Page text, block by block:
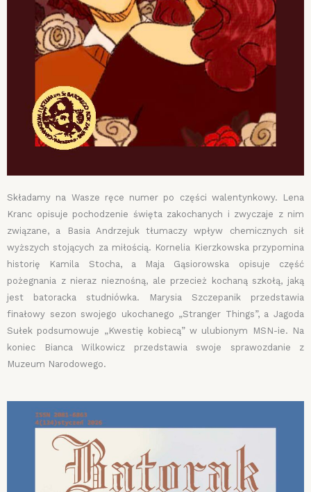
Składamy na Wasze ręce numer po części walentynkowy. Lena
Kranc opisuje pochodzenie święta zakochanych i zwyczaje z nim
związane, a Basia Andrzejuk tłumaczy wpływ chemicznych sił
wyższych stojących za miłością. Kornelia Kierzkowska przypomina
historię Kamila Stocha, a Maja Gąsiorowska opisuje część
pożegnania z nieraz nieznośną, ale przecież kochaną szkołą, jaką
jest batoracka studniówka. Marysia Szczepanik przedstawia
finałowy sezon swojego ukochanego „Stranger Things”, a Jagoda
Sułek podsumowuje „Kwestię kobiecą” w ulubionym MSN-ie. Na
koniec Bianca Wilkowicz przedstawia swoje sprawozdanie z
Muzeum Narodowego.